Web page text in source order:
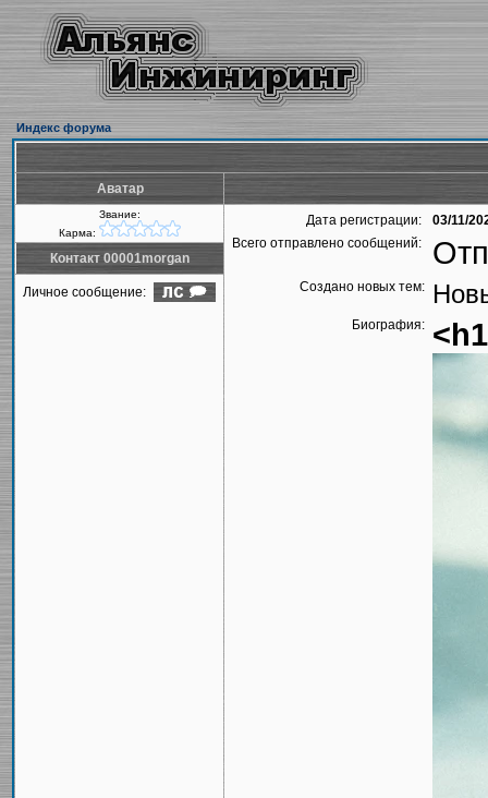
Индекс форума
Аватар
Звание:
Карма:
Дата регистрации:
03/11/
Всего отправлено сообщений:
Создано новых тем:
Биография:
Контакт 00001morgan
Личное сообщение: